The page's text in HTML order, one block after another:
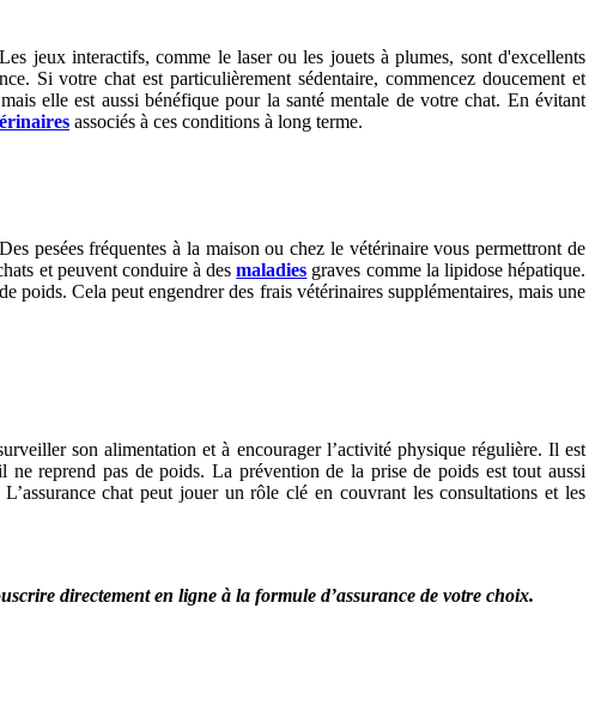
jeux interactifs, comme le laser ou les jouets à plumes, sont d'excellents
Si votre chat est particulièrement sédentaire, commencez doucement et
elle est aussi bénéfique pour la santé mentale de votre chat. En évitant
associés à ces conditions à long terme.
pesées fréquentes à la maison ou chez le vétérinaire vous permettront de
et peuvent conduire à desmaladies graves comme la lipidose hépatique.
poids. Cela peut engendrer des frais vétérinaires supplémentaires, mais une
son alimentation et à encourager l’activité physique régulière. Il est
reprend pas de poids. La prévention de la prise de poids est tout aussi
chat peut jouer un rôle clé en couvrant les consultations et les
directement en ligne à la formule d’assurance de votre choix.